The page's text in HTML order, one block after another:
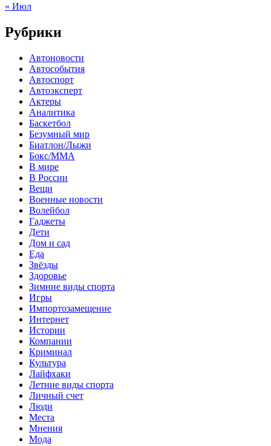
« Июл
Рубрики
Автоновости
Автособытия
Автоспорт
Автоэксперт
Актеры
Аналитика
Баскетбол
Безумный мир
Биатлон/Лыжи
Бокс/MMA
В мире
В России
Вещи
Военные новости
Волейбол
Гаджеты
Дети
Дом и сад
Еда
Звёзды
Здоровье
Зимние виды спорта
Игры
Импортозамещение
Интернет
Истории
Компании
Криминал
Культура
Лайфхаки
Летние виды спорта
Личный счет
Люди
Места
Мнения
Мода